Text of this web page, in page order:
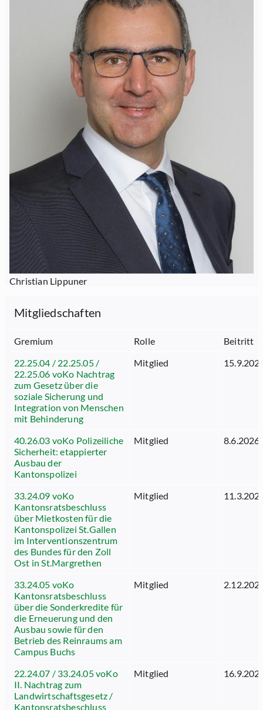
Christian Lippuner
Mitgliedschaften
Gremium Rolle
Beitritt
22.25.04 / 22.25.05 /
22.25.06 voKo Nachtrag
zum Gesetz über die
soziale Sicherung und
Integration von Menschen
mit Behinderung
Mitglied
40.26.03 voKo Polizeiliche
Sicherheit: etappierter
Ausbau der
Kantonspolizei
Mitglied 8.6.2026
33.24.09 voKo
Kantonsratsbeschluss
über Mietkosten für die
Kantonspolizei St.Gallen
im Interventionszentrum
des Bundes für den Zoll
Ost in St.Margrethen
Mitglied
33.24.05 voKo
Kantonsratsbeschluss
über die Sonderkredite für
die Erneuerung und den
Ausbau sowie für den
Betrieb des Reinraums am
Campus Buchs
Mitglied
22.24.07 / 33.24.05 voKo
II. Nachtrag zum
Landwirtschaftsgesetz /
Kantonsratsbeschluss
Mitglied